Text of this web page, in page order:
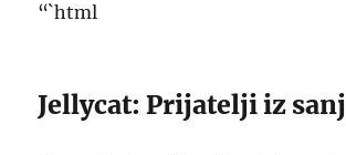
“`html
Jellycat: Prijatelji iz sanj